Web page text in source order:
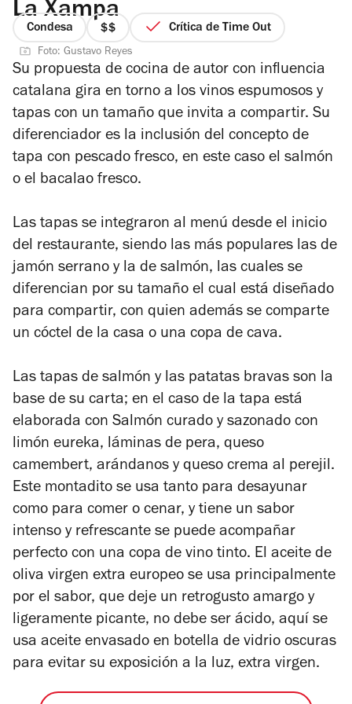
La Xampa
Condesa
precio
2
de
4
Crítica de Time Out
Foto: Gustavo Reyes
Su propuesta de cocina de autor con influencia
catalana gira en torno a los vinos espumosos y
tapas con un tamaño que invita a compartir. Su
diferenciador es la inclusión del concepto de
tapa con pescado fresco, en este caso el salmón
o el bacalao fresco.
Las tapas se integraron al menú desde el inicio
del restaurante, siendo las más populares las de
jamón serrano y la de salmón, las cuales se
diferencian por su tamaño el cual está diseñado
para compartir, con quien además se comparte
un cóctel de la casa o una copa de cava.
Las tapas de salmón y las patatas bravas son la
base de su carta; en el caso de la tapa está
elaborada con Salmón curado y sazonado con
limón eureka, láminas de pera, queso
camembert, arándanos y queso crema al perejil.
Este montadito se usa tanto para desayunar
como para comer o cenar, y tiene un sabor
intenso y refrescante se puede acompañar
perfecto con una copa de vino tinto. El aceite de
oliva virgen extra europeo se usa principalmente
por el sabor, que deje un retrogusto amargo y
ligeramente picante, no debe ser ácido, aquí se
usa aceite envasado en botella de vidrio oscuras
para evitar su exposición a la luz, extra virgen.